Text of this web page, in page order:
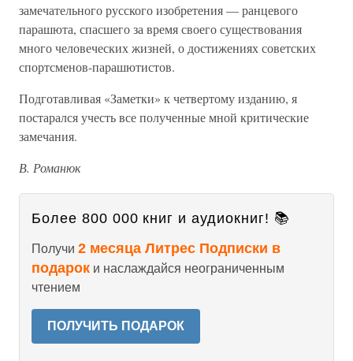
замечательного русского изобретения — ранцевого
парашюта, спасшего за время своего существования
много человеческих жизней, о достижениях советских
спортсменов-парашютистов.
Подготавливая «Заметки» к четвертому изданию, я
постарался учесть все полученные мной критические
замечания.
В. Романюк
Более 800 000 книг и аудиокниг! 📚
Получи 2 месяца Литрес Подписки в
подарок и наслаждайся неограниченным
чтением
ПОЛУЧИТЬ ПОДАРОК